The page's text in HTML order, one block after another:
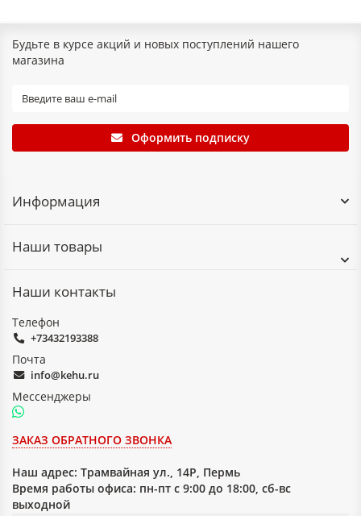
Будьте в курсе акций и новых поступлений нашего
магазина
Оформить подписку
Информация
Наши товары
Наши контакты
Телефон
+73432193388
Почта
info@kehu.ru
Мессенджеры
ЗАКАЗ ОБРАТНОГО ЗВОНКА
Наш адрес: Трамвайная ул., 14Р, Пермь
Время работы офиса: пн-пт с 9:00 до 18:00, сб-вс
выходной